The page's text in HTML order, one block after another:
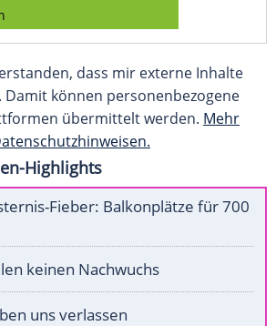
dass mir externe Inhalte
Damit können personenbezogene
übermittelt werden. Mehr
Highlights
Fieber: Balkonplätze für 700
keinen Nachwuchs
uns verlassen